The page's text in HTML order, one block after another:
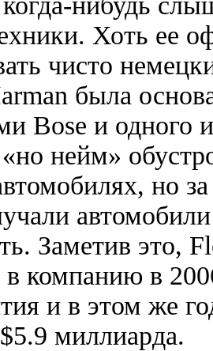
Хоть ее
чисто
была
Bose и одного
нейм»
но
Заметив это,
в компанию в
и в этом же
миллиарда.